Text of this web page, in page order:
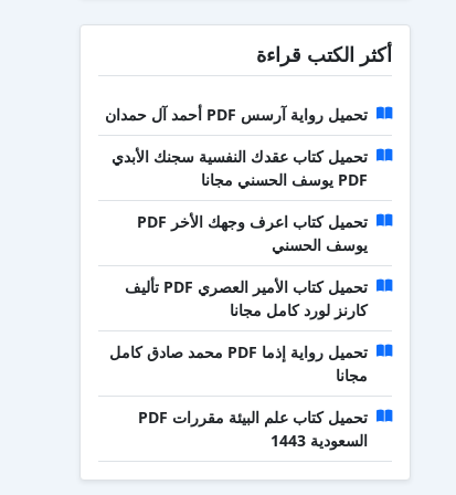
أكثر الكتب قراءة
تحميل رواية آرسس PDF أحمد آل حمدان
تحميل كتاب عقدك النفسية سجنك الأبدي
PDF يوسف الحسني مجانا
تحميل كتاب اعرف وجهك الأخر PDF
يوسف الحسني
تحميل كتاب الأمير العصري PDF تأليف
كارنز لورد كامل مجانا
تحميل رواية إذما PDF محمد صادق كامل
مجانا
تحميل كتاب علم البيئة مقررات PDF
السعودية 1443